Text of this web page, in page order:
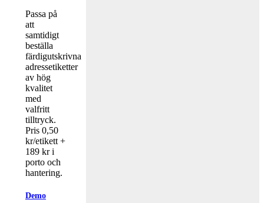
Passa på
att
samtidigt
beställa
färdigutskrivna
adressetiketter
av hög
kvalitet
med
valfritt
tilltryck.
Pris 0,50
kr/etikett +
189 kr i
porto och
hantering.
Demo